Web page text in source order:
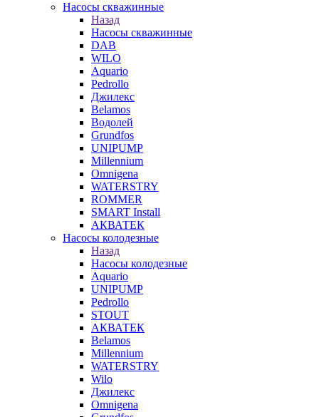
Насосы скважинные
Назад
Насосы скважинные
DAB
WILO
Aquario
Pedrollo
Джилекс
Belamos
Водолей
Grundfos
UNIPUMP
Millennium
Omnigena
WATERSTRY
ROMMER
SMART Install
АКВАТЕК
Насосы колодезные
Назад
Насосы колодезные
Aquario
UNIPUMP
Pedrollo
STOUT
АКВАТЕК
Belamos
Millennium
WATERSTRY
Wilo
Джилекс
Omnigena